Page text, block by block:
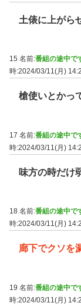
土俵に上がら
15 名前:番組の途中で
時:2024/03/11(月)
槍使いとかっ
17 名前:番組の途中で
時:2024/03/11(月)
味方の時だけ
18 名前:番組の途中で
時:2024/03/11(月)
廊下でクソを
19 名前:番組の途中で
時:2024/03/11(月)